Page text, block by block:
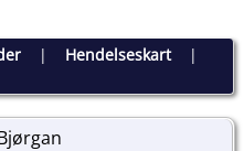
| Hendelseskart|